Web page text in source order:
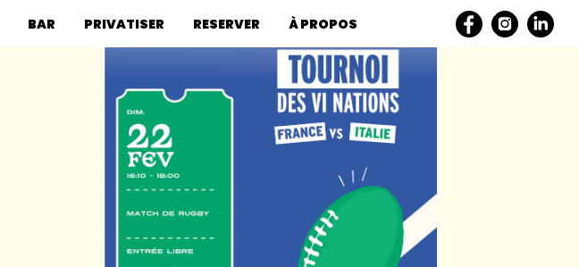
BAR PRIVATISER RESERVER À PROPOS